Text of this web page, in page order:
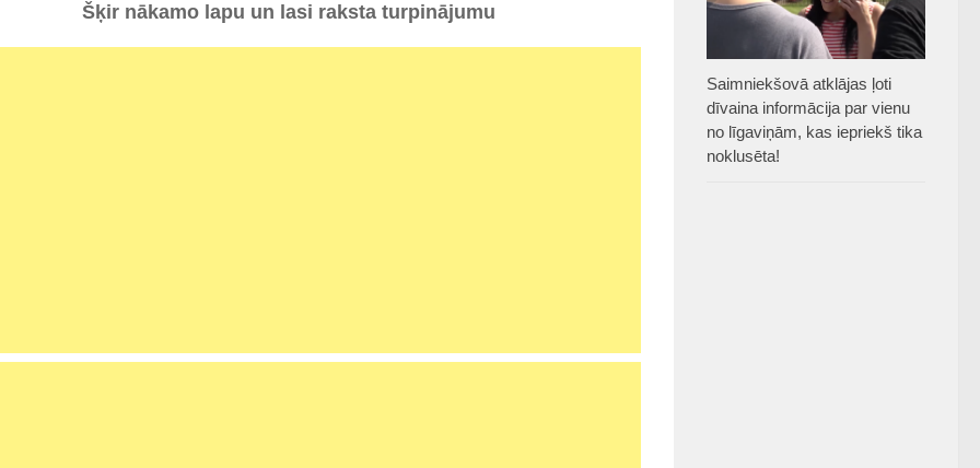
Šķir nākamo lapu un lasi raksta turpinājumu
Saimniekšovā atklājas ļoti
dīvaina informācija par vienu
no līgaviņām, kas iepriekš tika
noklusēta!